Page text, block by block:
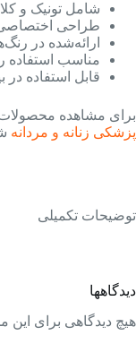
شامل تونیک و
طراحی اختصاصی
ارائه‌شده در
مناسب استفاده
قابل استفاده
برای مشاهده محصولات
پزشکی زنانه و مردانه
توضیحات تکمیلی
دیدگاهها
هیچ دیدگاهی برای